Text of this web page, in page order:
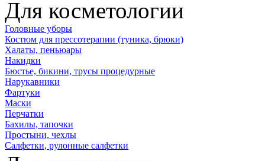
Для косметологии
Головные уборы
Костюм для прессотерапии (туника, брюки)
Халаты, пеньюары
Накидки
Бюстье, бикини, трусы процедурные
Нарукавники
Фартуки
Маски
Перчатки
Бахилы, тапочки
Простыни, чехлы
Салфетки, рулонные салфетки